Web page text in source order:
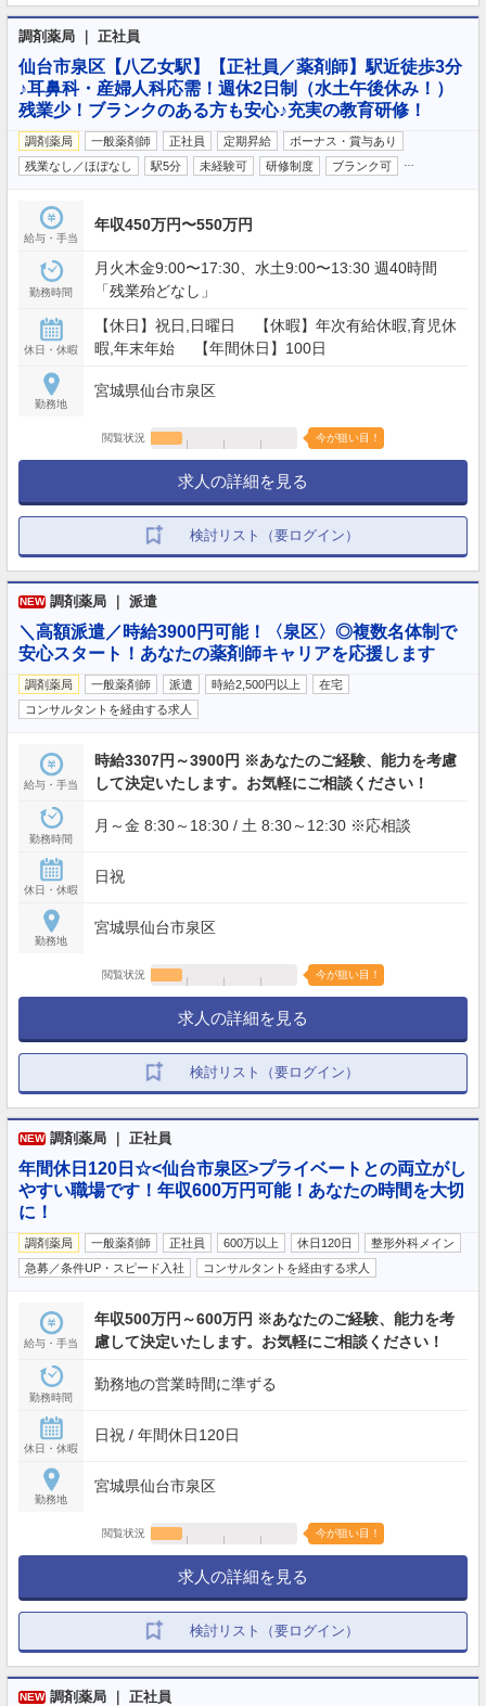
調剤薬局 ｜ 正社員
仙台市泉区【八乙女駅】【正社員／薬剤師】駅近徒歩3分
♪耳鼻科・産婦人科応需！週休2日制（水土午後休み！）
残業少！ブランクのある方も安心♪充実の教育研修！
調剤薬局 一般薬剤師 正社員 定期昇給
ボーナス・賞与あり
残業なし／ほぼなし
駅5分 未経験可 研修制度 ブランク可
給与・手当
年収450万円〜550万円
勤務時間
月火木金9:00〜17:30、水土9:00〜13:30 週40時間
「残業殆どなし」
休日・休暇
【休日】祝日,日曜日 【休暇】年次有給休暇,育児休
暇,年末年始 【年間休日】100日
勤務地
宮城県仙台市泉区
閲覧状況 今が狙い目！
求人の詳細を見る
検討リスト（要ログイン）
NEW 調剤薬局 ｜ 派遣
＼高額派遣／時給3900円可能！〈泉区〉◎複数名体制で
安心スタート！あなたの薬剤師キャリアを応援します
調剤薬局 一般薬剤師 派遣 時給2,500円以上
在宅
コンサルタントを経由する求人
給与・手当
時給3307円～3900円 ※あなたのご経験、能力を考慮
して決定いたします。お気軽にご相談ください！
勤務時間
月～金 8:30～18:30 / 土 8:30～12:30 ※応相談
休日・休暇
日祝
勤務地
宮城県仙台市泉区
閲覧状況 今が狙い目！
求人の詳細を見る
検討リスト（要ログイン）
NEW 調剤薬局 ｜ 正社員
年間休日120日☆<仙台市泉区>プライベートとの両立がし
やすい職場です！年収600万円可能！あなたの時間を大切
に！
調剤薬局 一般薬剤師 正社員 600万以上 休日120日
整形外科メイン
急募／条件UP・スピード入社
コンサルタントを経由する求人
給与・手当
年収500万円～600万円 ※あなたのご経験、能力を考
慮して決定いたします。お気軽にご相談ください！
勤務時間
勤務地の営業時間に準ずる
休日・休暇
日祝 / 年間休日120日
勤務地
宮城県仙台市泉区
閲覧状況 今が狙い目！
求人の詳細を見る
検討リスト（要ログイン）
NEW 調剤薬局 ｜ 正社員